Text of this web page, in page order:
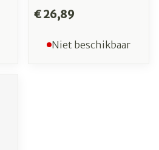
€ 26,89
Niet beschikbaar